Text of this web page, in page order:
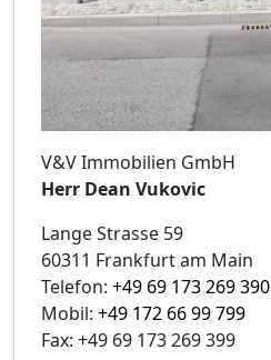
V&V Immobilien GmbH
Herr Dean Vukovic
Lange Strasse 59
60311 Frankfurt am Main
Telefon: +49 69 173 269 390
Mobil: +49 172 66 99 799
Fax: +49 69 173 269 399